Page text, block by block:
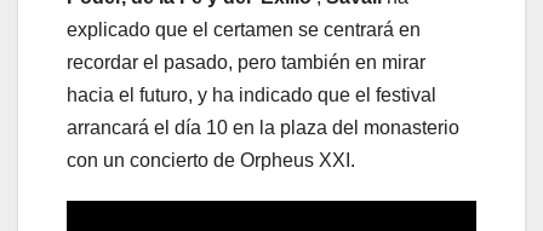
explicado que el certamen se centrará en
recordar el pasado, pero también en mirar
hacia el futuro, y ha indicado que el festival
arrancará el día 10 en la plaza del monasterio
con un concierto de Orpheus XXI.